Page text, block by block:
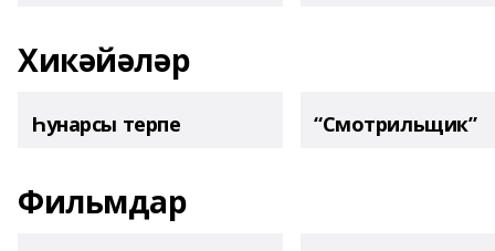
Хикәйәләр
Һунарсы терпе “Смотрильщик”
Фильмдар